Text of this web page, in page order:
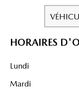
HORAIRES
Lundi
Mardi